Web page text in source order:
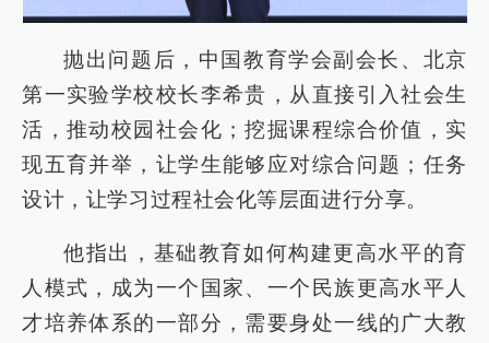
抛出问题后，中国教育学会副会长、北京
第一实验学校校长李希贵，从直接引入社会生
活，推动校园社会化；挖掘课程综合价值，实
现五育并举，让学生能够应对综合问题；任务
设计，让学习过程社会化等层面进行分享。
他指出，基础教育如何构建更高水平的育
人模式，成为一个国家、一个民族更高水平人
才培养体系的一部分，需要身处一线的广大教